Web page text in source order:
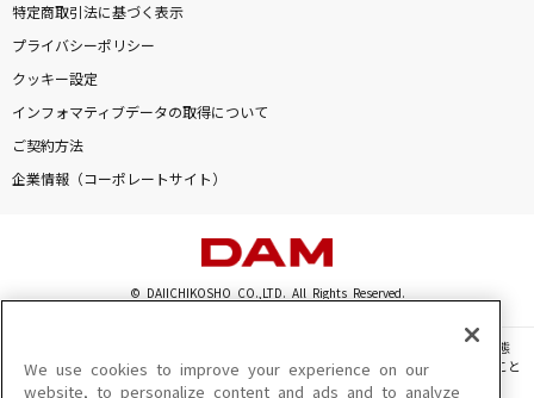
特定商取引法に基づく表示
プライバシーポリシー
クッキー設定
インフォマティブデータの取得について
ご契約方法
企業情報（コーポレートサイト）
© DAIICHIKOSHO CO.,LTD. All Rights Reserved.
このサイトに掲載されている一切の文章・画像・写真・動画・音声等を、手段や形態
を問わず、著作権法の定める範囲を超えて無断で複製、転載、ファイル化などすること
を禁じます。
We use cookies to improve your experience on our
website, to personalize content and ads and to analyze